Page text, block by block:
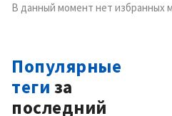
В данный момент нет избранных
Популярные
теги за
последний